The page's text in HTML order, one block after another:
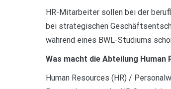
HR-Mitarbeiter sollen bei der
bei strategischen
während eines BWL-Studiums
Was macht die Abteilung Human
Human Resources (HR) /